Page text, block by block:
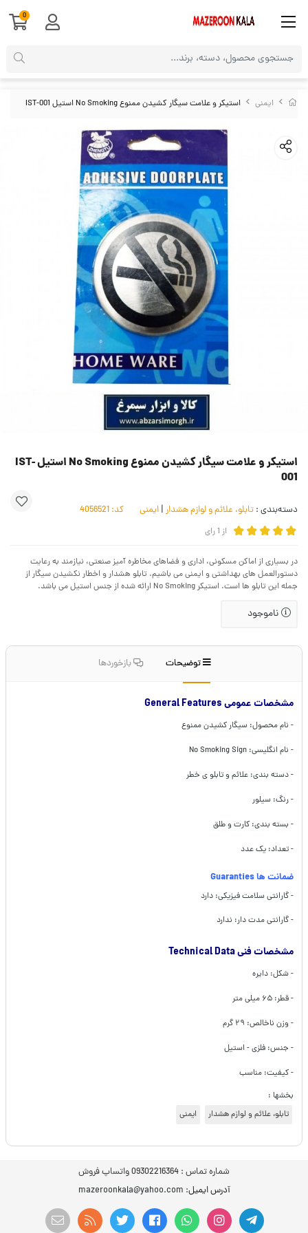
ایمنی استیکر و علامت سیگار کشیدن ممنوع No Smoking استیل IST-001
استیکر و علامت سیگار کشیدن ممنوع No Smoking استیل IST-
001
دسته‌بندی : تابلو، علائم و لوازم هشدار | ایمنی کد:
از 1رای
در بسیاری از اماکن مسکونی، اداری و فضاهای مخاطره آمیز صنعتی، نیازمند به رعایت
دستورالعمل های بهداشتی و ایمنی می باشیم. تابلو هشدار و اخطار نکشیدن سیگار از
جمله این تابلو ها است. استیکر No Smoking ارائه شده از جنس استیل می باشد.
ناموجود
توضیحات بازخوردها
مشخصات عمومی General Features
- نام محصول: سیگار کشیدن ممنوع
- نام انگلیسی: No Smoking Sign
- دسته بندی: علائم و تابلو ی خطر
- رنگ: سیلور
- بسته بندی: کارت و طلق
- تعداد: یک عدد
ضمانت ها Guaranties
- گارانتی سلامت فیزیکی: دارد
- گارانتی مدت دار: ندارد
مشخصات فنی Technical Data
- شکل: دایره
- قطر: ۶۵ میلی متر
- وزن ناخالص: ۲۹ گرم
- جنس: فلزی - استیل
- کیفیت: مناسب
بخشها :
تابلو، علائم و لوازم هشدار
ایمنی
شماره تماس : 09302216364 واتساپ فروش
آدرس ایمیل: mazeroonkala@yahoo.com
0